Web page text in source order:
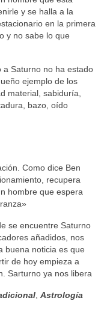
y se halla a la
en la primera
y no sabe lo que
a Saturno no ha estado
ejemplo de los
material, sabiduría,
bazo, oído
Como dice Ben
recupera
hombre que espera
se encuentre Saturno
añadidos, nos
buena noticia es que
de hoy empieza a
Sarturno ya nos libera
, Astrología